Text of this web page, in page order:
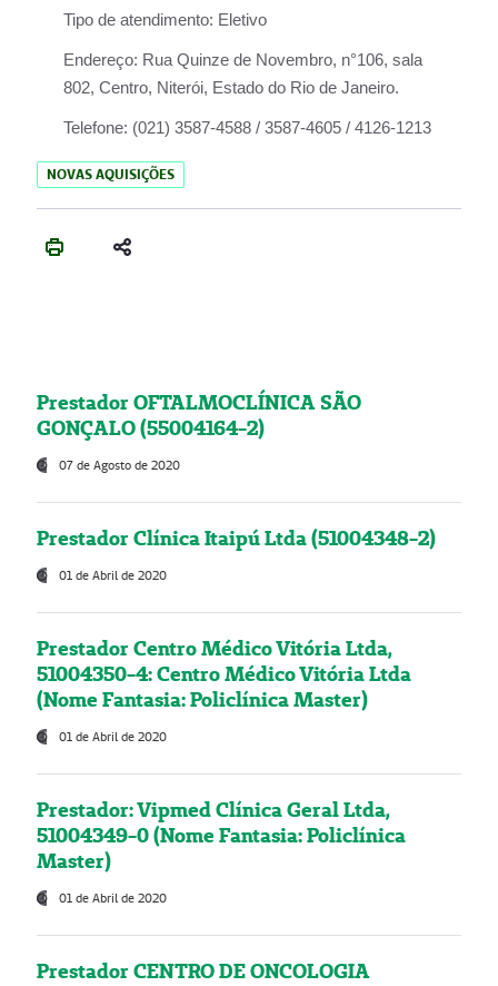
Tipo de atendimento: Eletivo
Endereço: Rua Quinze de Novembro, n°106, sala
802, Centro, Niterói, Estado do Rio de Janeiro.
Telefone: (021) 3587-4588 / 3587-4605 / 4126-1213
NOVAS AQUISIÇÕES
Prestador OFTALMOCLÍNICA SÃO
GONÇALO (55004164-2)
07 de Agosto de 2020
Prestador Clínica Itaipú Ltda (51004348-2)
01 de Abril de 2020
Prestador Centro Médico Vitória Ltda,
51004350-4: Centro Médico Vitória Ltda
(Nome Fantasia: Policlínica Master)
01 de Abril de 2020
Prestador: Vipmed Clínica Geral Ltda,
51004349-0 (Nome Fantasia: Policlínica
Master)
01 de Abril de 2020
Prestador CENTRO DE ONCOLOGIA